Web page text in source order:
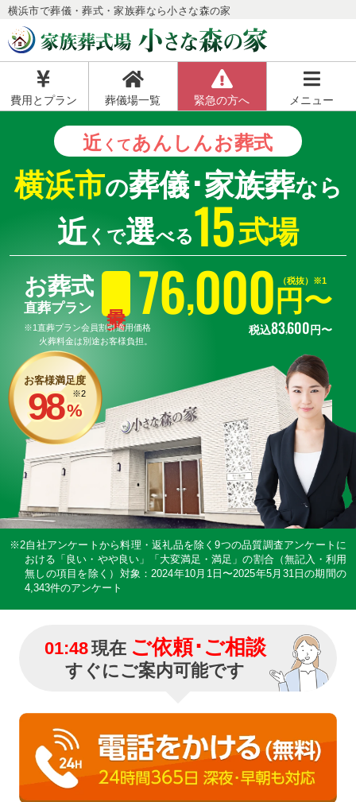
横浜市で葬儀・葬式・家族葬なら小さな森の家
費用とプラン 葬儀場一覧 緊急の方へ メニュー
近 くてあんしんお葬式
横浜市の葬儀･家族葬なら
近 くで選べる15式場
お葬式
直葬プラン 76,000 円〜
（税抜）※1
税込83,600 円〜
※1直葬プラン会員割引適用価格
火葬料金は別途お客様負担。
お客様満足度
98%
※2
※2自社アンケートから料理・返礼品を除く9つの品質調査アンケートに
おける「良い・やや良い」「大変満足・満足」の割合（無記入・利用
無しの項目を除く） 対象：2024年10月1日〜2025年5月31日の期間の
4,343件のアンケート
01:48現在 ご依頼･ご相談
すぐにご案内可能です